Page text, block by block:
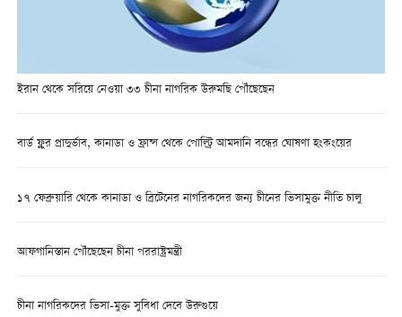
ইরান থেকে সরিয়ে নেওয়া ৩৩ চীনা নাগরিক উরুমছি পৌঁছেছেন
বার্ড ফ্লুর প্রাদুর্ভাব, কানাডা ও ফ্রান্স থেকে পোল্ট্রি আমদানি বন্ধের ঘোষণা হংকংয়ের
১৭ ফেব্রুয়ারি থেকে কানাডা ও ব্রিটেনের নাগরিকদের জন্য চীনের ভিসামুক্ত নীতি চালু
আফগানিস্তান পৌঁছেছেন চীনা পররাষ্ট্রমন্ত্রী
চীনা নাগরিকদের ভিসা-মুক্ত সুবিধা দেবে উরুগুয়ে